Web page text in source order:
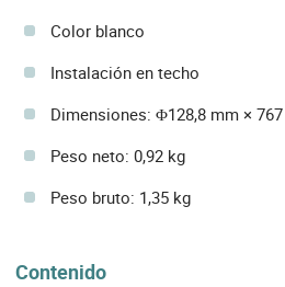
Color blanco
Instalación en techo
Dimensiones: Φ128,8 mm ×
Peso neto: 0,92 kg
Peso bruto: 1,35 kg
Contenido